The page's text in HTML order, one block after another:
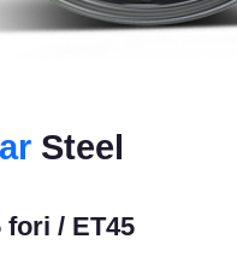
Steel
fori / ET45